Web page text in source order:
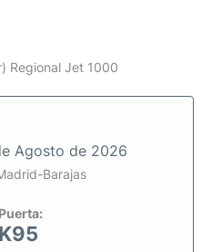
Regional Jet 1000
Agosto de 2026
Barajas
Puerta:
K95